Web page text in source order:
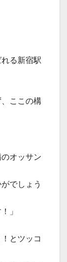
る新宿駅
ここの構
オッサン
でしょう
」
とツッコ